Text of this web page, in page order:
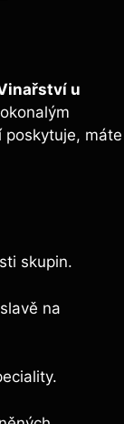
u
poskytuje, máte
skupin.
na